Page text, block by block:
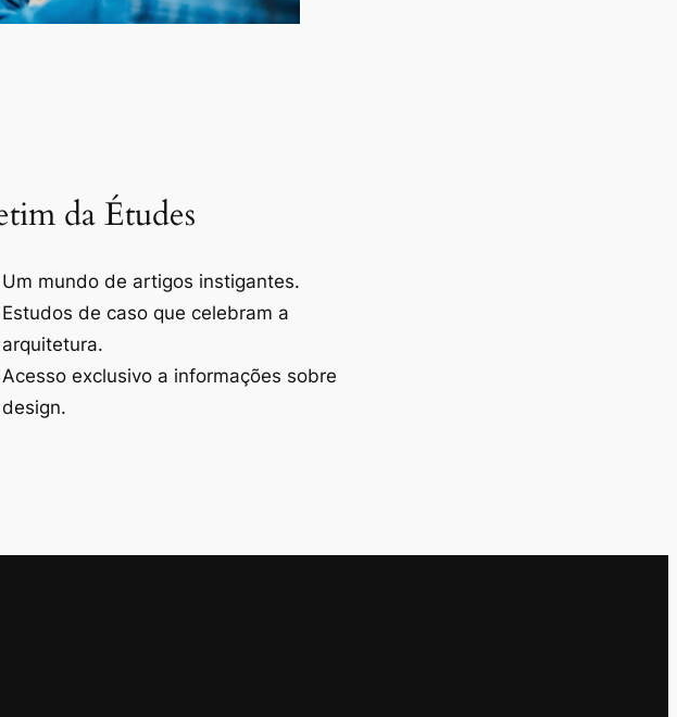
da Études
Um mundo de artigos instigantes.
Estudos de caso que celebram a
arquitetura.
Acesso exclusivo a informações sobre
design.